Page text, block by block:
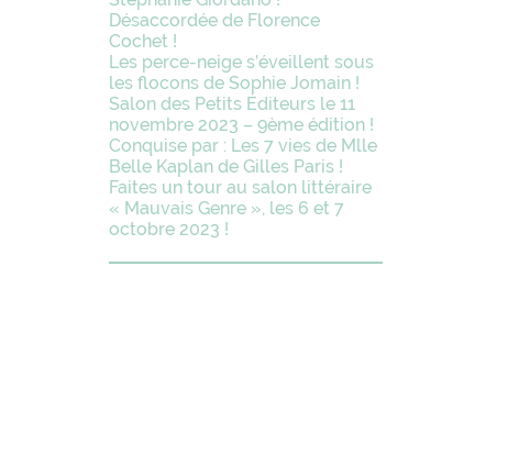
Désaccordée de Florence
Cochet !
Les perce-neige s’éveillent sous
les flocons de Sophie Jomain !
Salon des Petits Éditeurs le 11
novembre 2023 – 9ème édition !
Conquise par : Les 7 vies de Mlle
Belle Kaplan de Gilles Paris !
Faites un tour au salon littéraire
« Mauvais Genre », les 6 et 7
octobre 2023 !